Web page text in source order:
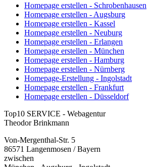
Homepage erstellen - Schrobenhausen
Homepage erstellen - Augsburg
Homepage erstellen - Kassel
Homepage erstellen - Neuburg
Homepage erstellen - Erlangen
Homepage erstellen - München
Homepage erstellen - Hamburg
Homepage erstellen - Nürnberg
Homepage-Erstellung - Ingolstadt
Homepage erstellen - Frankfurt
Homepage erstellen - Düsseldorf
Top10 SERVICE - Webagentur
Theodor Brinkmann
Von-Mergenthal-Str. 5
86571 Langenmosen / Bayern
zwischen